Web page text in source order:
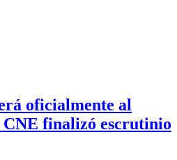
oficialmente al
CNE finalizó escrutinio